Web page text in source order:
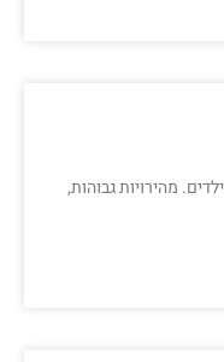
מהירויות גבוהות,